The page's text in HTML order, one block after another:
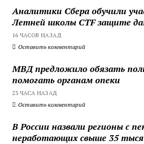
Аналитики Сбера обучили
Летней школы CTF защите
16 ЧАСОВ НАЗАД
Оставить комментарий
МВД предложило обязать
помогать органам опеки
23 ЧАСА НАЗАД
Оставить комментарий
В России назвали регионы с
неработающих свыше 35